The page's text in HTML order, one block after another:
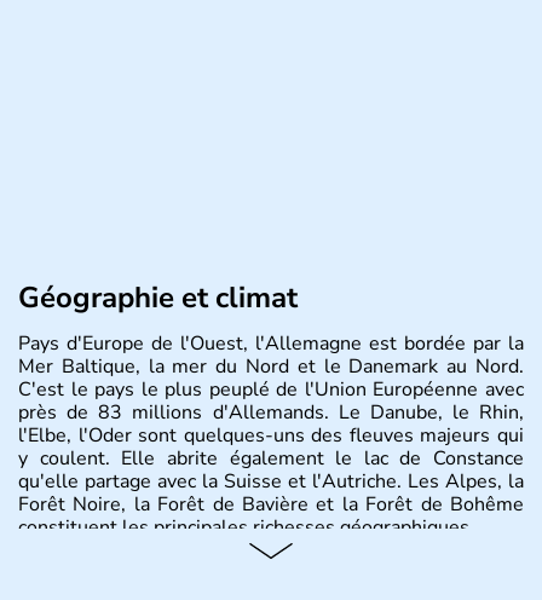
Géographie et climat
Pays d'Europe de l'Ouest, l'Allemagne est bordée par la
Mer Baltique, la mer du Nord et le Danemark au Nord.
C'est le pays le plus peuplé de l'Union Européenne avec
près de 83 millions d'Allemands. Le Danube, le Rhin,
l'Elbe, l'Oder sont quelques-uns des fleuves majeurs qui
y coulent. Elle abrite également le lac de Constance
qu'elle partage avec la Suisse et l'Autriche. Les Alpes, la
Forêt Noire, la Forêt de Bavière et la Forêt de Bohême
constituent les principales richesses géographiques.